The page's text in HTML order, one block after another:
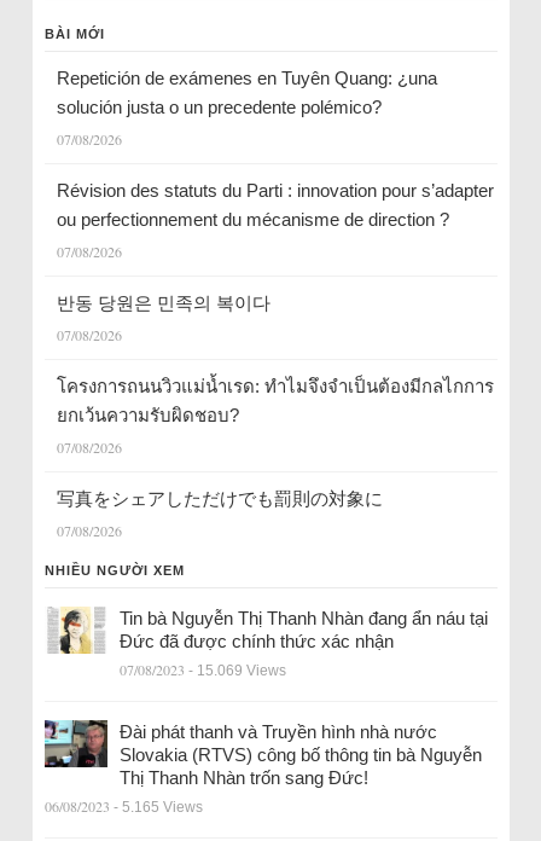
BÀI MỚI
Repetición de exámenes en Tuyên Quang: ¿una
solución justa o un precedente polémico?
07/08/2026
Révision des statuts du Parti : innovation pour s’adapter
ou perfectionnement du mécanisme de direction ?
07/08/2026
반동 당원은 민족의 복이다
07/08/2026
โครงการถนนวิวแม่น้ำเรด: ทำไมจึงจำเป็นต้องมีกลไกการ
ยกเว้นความรับผิดชอบ?
07/08/2026
写真をシェアしただけでも罰則の対象に
07/08/2026
NHIỀU NGƯỜI XEM
Tin bà Nguyễn Thị Thanh Nhàn đang ẩn náu tại
Đức đã được chính thức xác nhận
07/08/2023 - 15.069 Views
Đài phát thanh và Truyền hình nhà nước
Slovakia (RTVS) công bố thông tin bà Nguyễn
Thị Thanh Nhàn trốn sang Đức!
06/08/2023 - 5.165 Views